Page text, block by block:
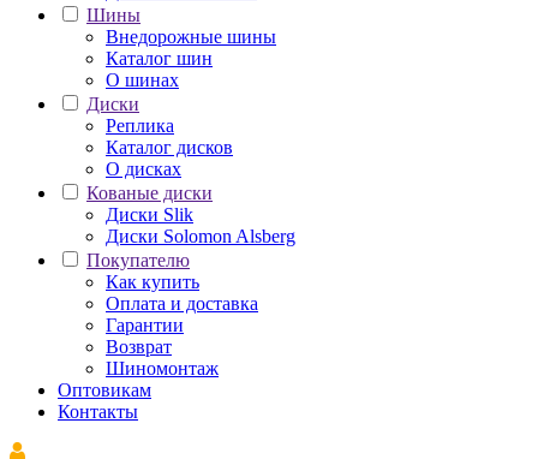
Шины
Внедорожные шины
Каталог шин
О шинах
Диски
Реплика
Каталог дисков
О дисках
Кованые диски
Диски Slik
Диски Solomon Alsberg
Покупателю
Как купить
Оплата и доставка
Гарантии
Возврат
Шиномонтаж
Оптовикам
Контакты